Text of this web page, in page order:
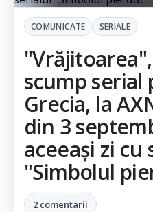
COMUNICATE SERIALE
scump serial
Grecia, la
din 3
aceeași zi cu
"Simbolul
2 comentarii